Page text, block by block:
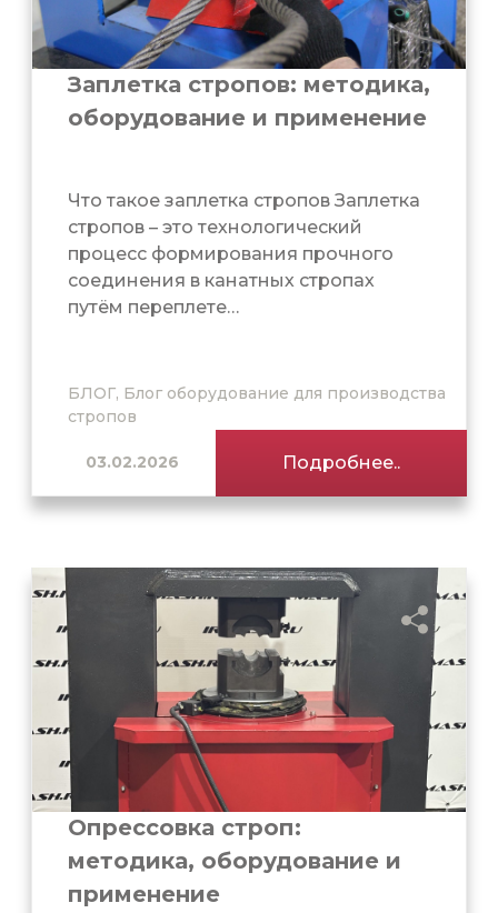
Заплетка стропов: методика,
оборудование и применение
Что такое заплетка стропов Заплетка
стропов – это технологический
процесс формирования прочного
соединения в канатных стропах
путём переплете…
БЛОГ, Блог оборудование для производства
стропов
03.02.2026 Подробнее..
Опрессовка строп:
методика, оборудование и
применение